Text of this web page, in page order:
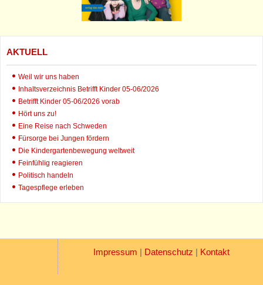
AKTUELL
Weil wir uns haben
Inhaltsverzeichnis Betrifft Kinder 05-06/2026
Betrifft Kinder 05-06/2026 vorab
Hört uns zu!
Eine Reise nach Schweden
Fürsorge bei Jungen fördern
Die Kindergartenbewegung weltweit
Feinfühlig reagieren
Politisch handeln
Tagespflege erleben
Impressum | Datenschutz | Kontakt